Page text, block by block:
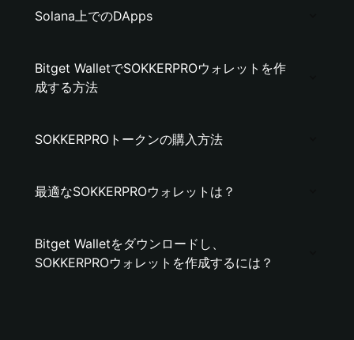
Solana上でのDApps
Bitget WalletでSOKKERPROウォレットを作
成する方法
SOKKERPROトークンの購入方法
最適なSOKKERPROウォレットは？
Bitget Walletをダウンロードし、
SOKKERPROウォレットを作成するには？